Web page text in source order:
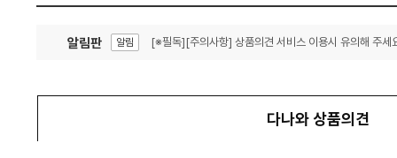
알림판 알림 [※필독][주의사항] 상품의견 서비스 이용시 유의해 주세
다나와 상품의견